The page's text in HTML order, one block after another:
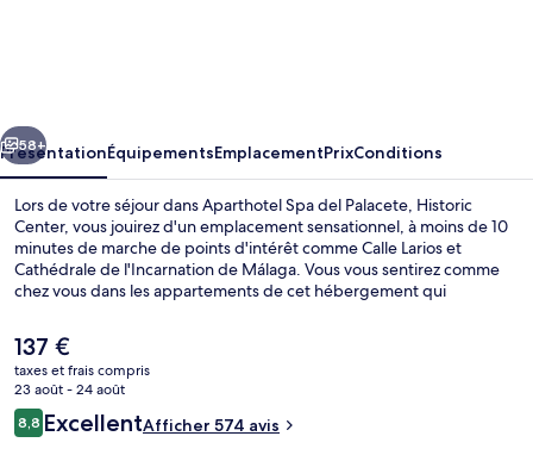
Historic
Center
Suivant
58+
PrésentationÉquipementsEmplacementPrixConditions
Lors de votre séjour dans Aparthotel Spa del Palacete, Historic
Center, vous jouirez d'un emplacement sensationnel, à moins de 10
minutes de marche de points d'intérêt comme Calle Larios et
Cathédrale de l'Incarnation de Málaga. Vous vous sentirez comme
chez vous dans les appartements de cet hébergement qui
linge, une télévision à écran plat et une machine à espresso. Les
autres voyageurs ne disent que du bien en ce qui concerne le
personnel attentionné. L'hébergement se situe à une très courte
distance à pied des transports publics : Station de métro La Marina
se trouve à 8 min et Station de métro Guadalmedina, à 12 min.
Le
prix
actuel
est
de
137 €
taxes et frais compris
23 août - 24 août
Avis
voyageurs
8,88,8 sur 10
ExcellentAfficher 574 avis